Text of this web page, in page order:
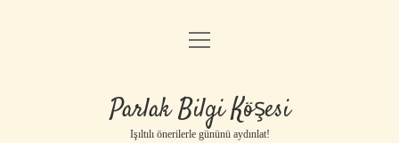
Anasayfa
Yasal Uyarı
menüyü
Parlak Bilgi Köşesi
Işıltılı önerilerle gününü aydınlat!